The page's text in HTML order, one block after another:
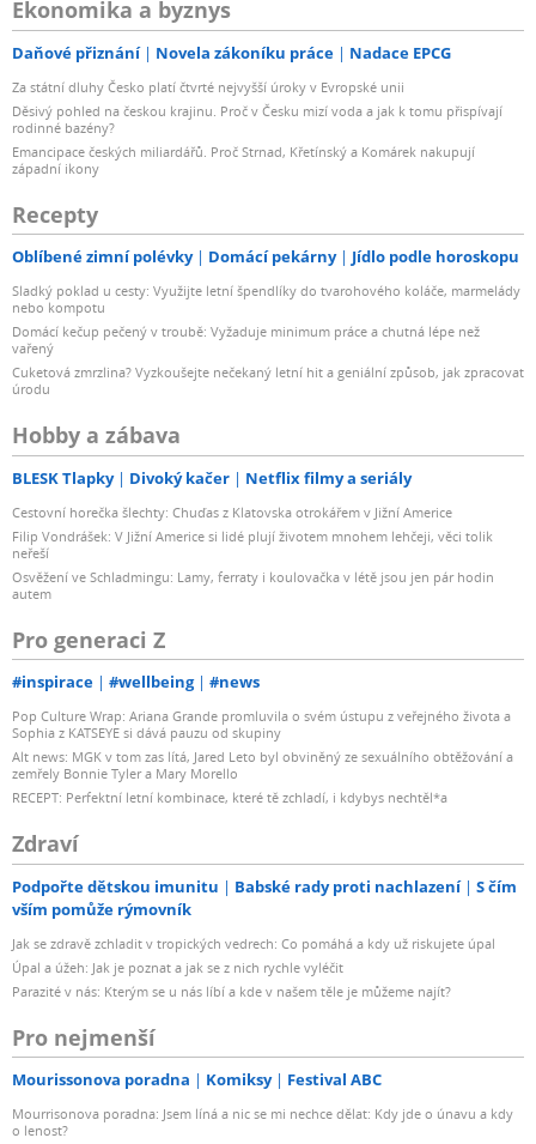
Ekonomika a byznys
Daňové přiznání Novela zákoníku práce Nadace EPCG
Za státní dluhy Česko platí čtvrté nejvyšší úroky v Evropské unii
Děsivý pohled na českou krajinu. Proč v Česku mizí voda a jak k tomu přispívají
rodinné bazény?
Emancipace českých miliardářů. Proč Strnad, Křetínský a Komárek nakupují
západní ikony
Recepty
Oblíbené zimní polévky Domácí pekárny Jídlo podle horoskopu
Sladký poklad u cesty: Využijte letní špendlíky do tvarohového koláče, marmelády
nebo kompotu
Domácí kečup pečený v troubě: Vyžaduje minimum práce a chutná lépe než
vařený
Cuketová zmrzlina? Vyzkoušejte nečekaný letní hit a geniální způsob, jak zpracovat
úrodu
Hobby a zábava
BLESK Tlapky Divoký kačer Netflix filmy a seriály
Cestovní horečka šlechty: Chuďas z Klatovska otrokářem v Jižní Americe
Filip Vondrášek: V Jižní Americe si lidé plují životem mnohem lehčeji, věci tolik
neřeší
Osvěžení ve Schladmingu: Lamy, ferraty i koulovačka v létě jsou jen pár hodin
autem
Pro generaci Z
#inspirace #wellbeing #news
Pop Culture Wrap: Ariana Grande promluvila o svém ústupu z veřejného života a
Sophia z KATSEYE si dává pauzu od skupiny
Alt news: MGK v tom zas lítá, Jared Leto byl obviněný ze sexuálního obtěžování a
zemřely Bonnie Tyler a Mary Morello
RECEPT: Perfektní letní kombinace, které tě zchladí, i kdybys nechtěl*a
Zdraví
Podpořte dětskou imunitu Babské rady proti nachlazení
S čím
vším pomůže rýmovník
Jak se zdravě zchladit v tropických vedrech: Co pomáhá a kdy už riskujete úpal
Úpal a úžeh: Jak je poznat a jak se z nich rychle vyléčit
Parazité v nás: Kterým se u nás líbí a kde v našem těle je můžeme najít?
Pro nejmenší
Mourissonova poradna Komiksy Festival ABC
Mourrisonova poradna: Jsem líná a nic se mi nechce dělat: Kdy jde o únavu a kdy
o lenost?